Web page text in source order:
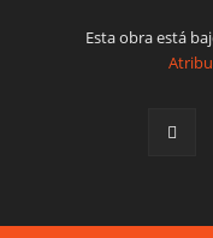
Esta obra está